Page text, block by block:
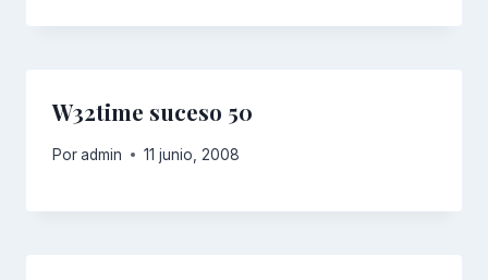
W32time suceso 50
Poradmin 11 junio, 2008